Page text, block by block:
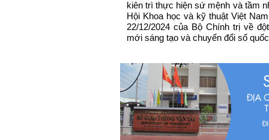
kiên trì thực hiện sứ mệnh và tầm
Hội Khoa học và kỹ thuật Việt
22/12/2024 của Bộ Chính trị về
mới sáng tạo và chuyển đổi số